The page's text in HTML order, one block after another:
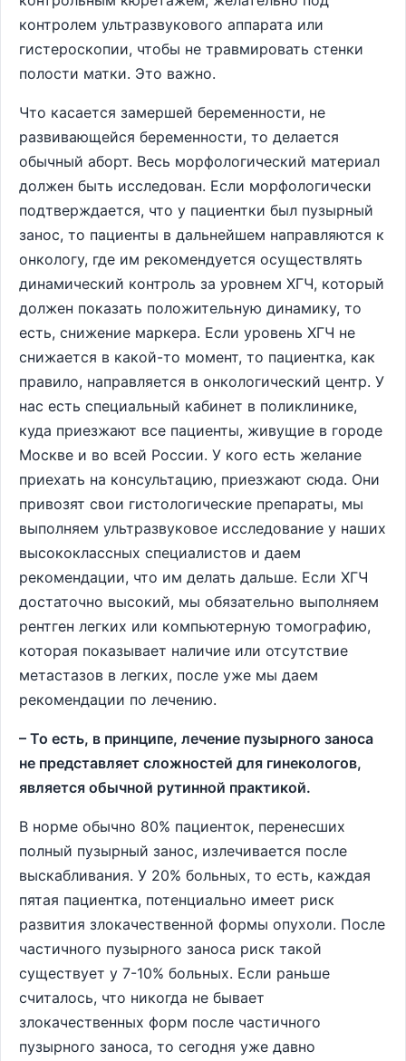
контролем ультразвукового аппарата или
гистероскопии, чтобы не травмировать стенки
полости матки. Это важно.
Что касается замершей беременности, не
развивающейся беременности, то делается
обычный аборт. Весь морфологический материал
должен быть исследован. Если морфологически
подтверждается, что у пациентки был пузырный
занос, то пациенты в дальнейшем направляются к
онкологу, где им рекомендуется осуществлять
динамический контроль за уровнем ХГЧ, который
должен показать положительную динамику, то
есть, снижение маркера. Если уровень ХГЧ не
снижается в какой-то момент, то пациентка, как
правило, направляется в онкологический центр. У
нас есть специальный кабинет в поликлинике,
куда приезжают все пациенты, живущие в городе
Москве и во всей России. У кого есть желание
приехать на консультацию, приезжают сюда. Они
привозят свои гистологические препараты, мы
выполняем ультразвуковое исследование у наших
высококлассных специалистов и даем
рекомендации, что им делать дальше. Если ХГЧ
достаточно высокий, мы обязательно выполняем
рентген легких или компьютерную томографию,
которая показывает наличие или отсутствие
метастазов в легких, после уже мы даем
рекомендации по лечению.
– То есть, в принципе, лечение пузырного заноса
не представляет сложностей для гинекологов,
является обычной рутинной практикой.
В норме обычно 80% пациенток, перенесших
полный пузырный занос, излечивается после
выскабливания. У 20% больных, то есть, каждая
пятая пациентка, потенциально имеет риск
развития злокачественной формы опухоли. После
частичного пузырного заноса риск такой
существует у 7-10% больных. Если раньше
считалось, что никогда не бывает
злокачественных форм после частичного
пузырного заноса, то сегодня уже давно